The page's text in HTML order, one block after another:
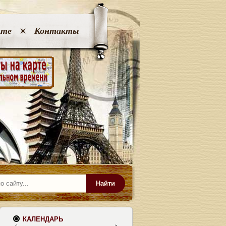
Контакты
Найти
КАЛЕНДАРЬ